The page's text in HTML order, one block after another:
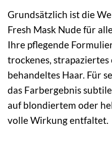
Grundsätzlich ist die
Fresh Mask Nude für
Ihre pflegende
trockenes, strapaziertes
behandeltes Haar. Für
das Farbergebnis
auf blondiertem oder
volle Wirkung entfaltet.